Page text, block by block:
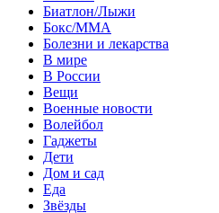
Биатлон/Лыжи
Бокс/MMA
Болезни и лекарства
В мире
В России
Вещи
Военные новости
Волейбол
Гаджеты
Дети
Дом и сад
Еда
Звёзды